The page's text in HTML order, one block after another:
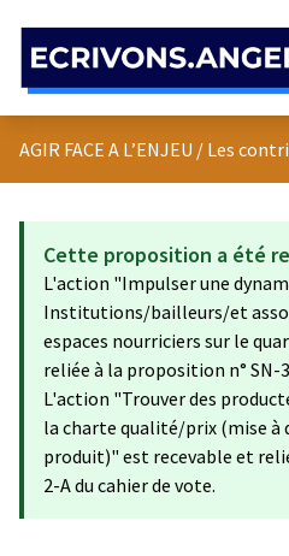
AGIR FACE A L’ENJEU / Les
Cette proposition a été
L'action "Impulser une
Institutions/bailleurs/et
espaces nourriciers sur le
reliée à la proposition n° SN-
L'action "Trouver des
la charte qualité/prix (mise à
produit)" est recevable et
2-A du cahier de vote.